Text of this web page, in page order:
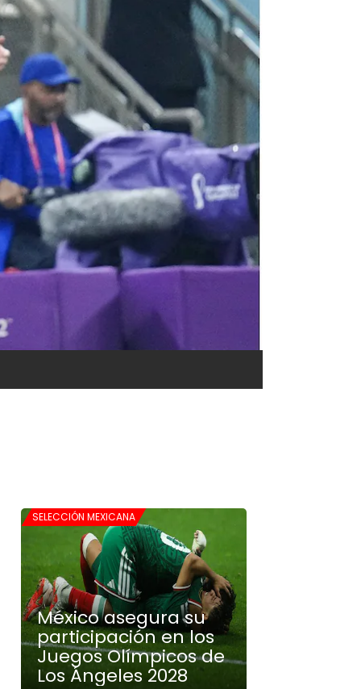
SELECCIÓN MEXICANA
México asegura su
participación en los
Juegos Olímpicos de
Los Ángeles 2028